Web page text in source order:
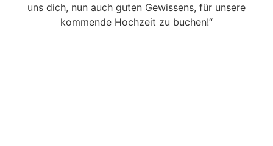
uns dich, nun auch guten Gewissens, für unsere
kommende Hochzeit zu buchen!“